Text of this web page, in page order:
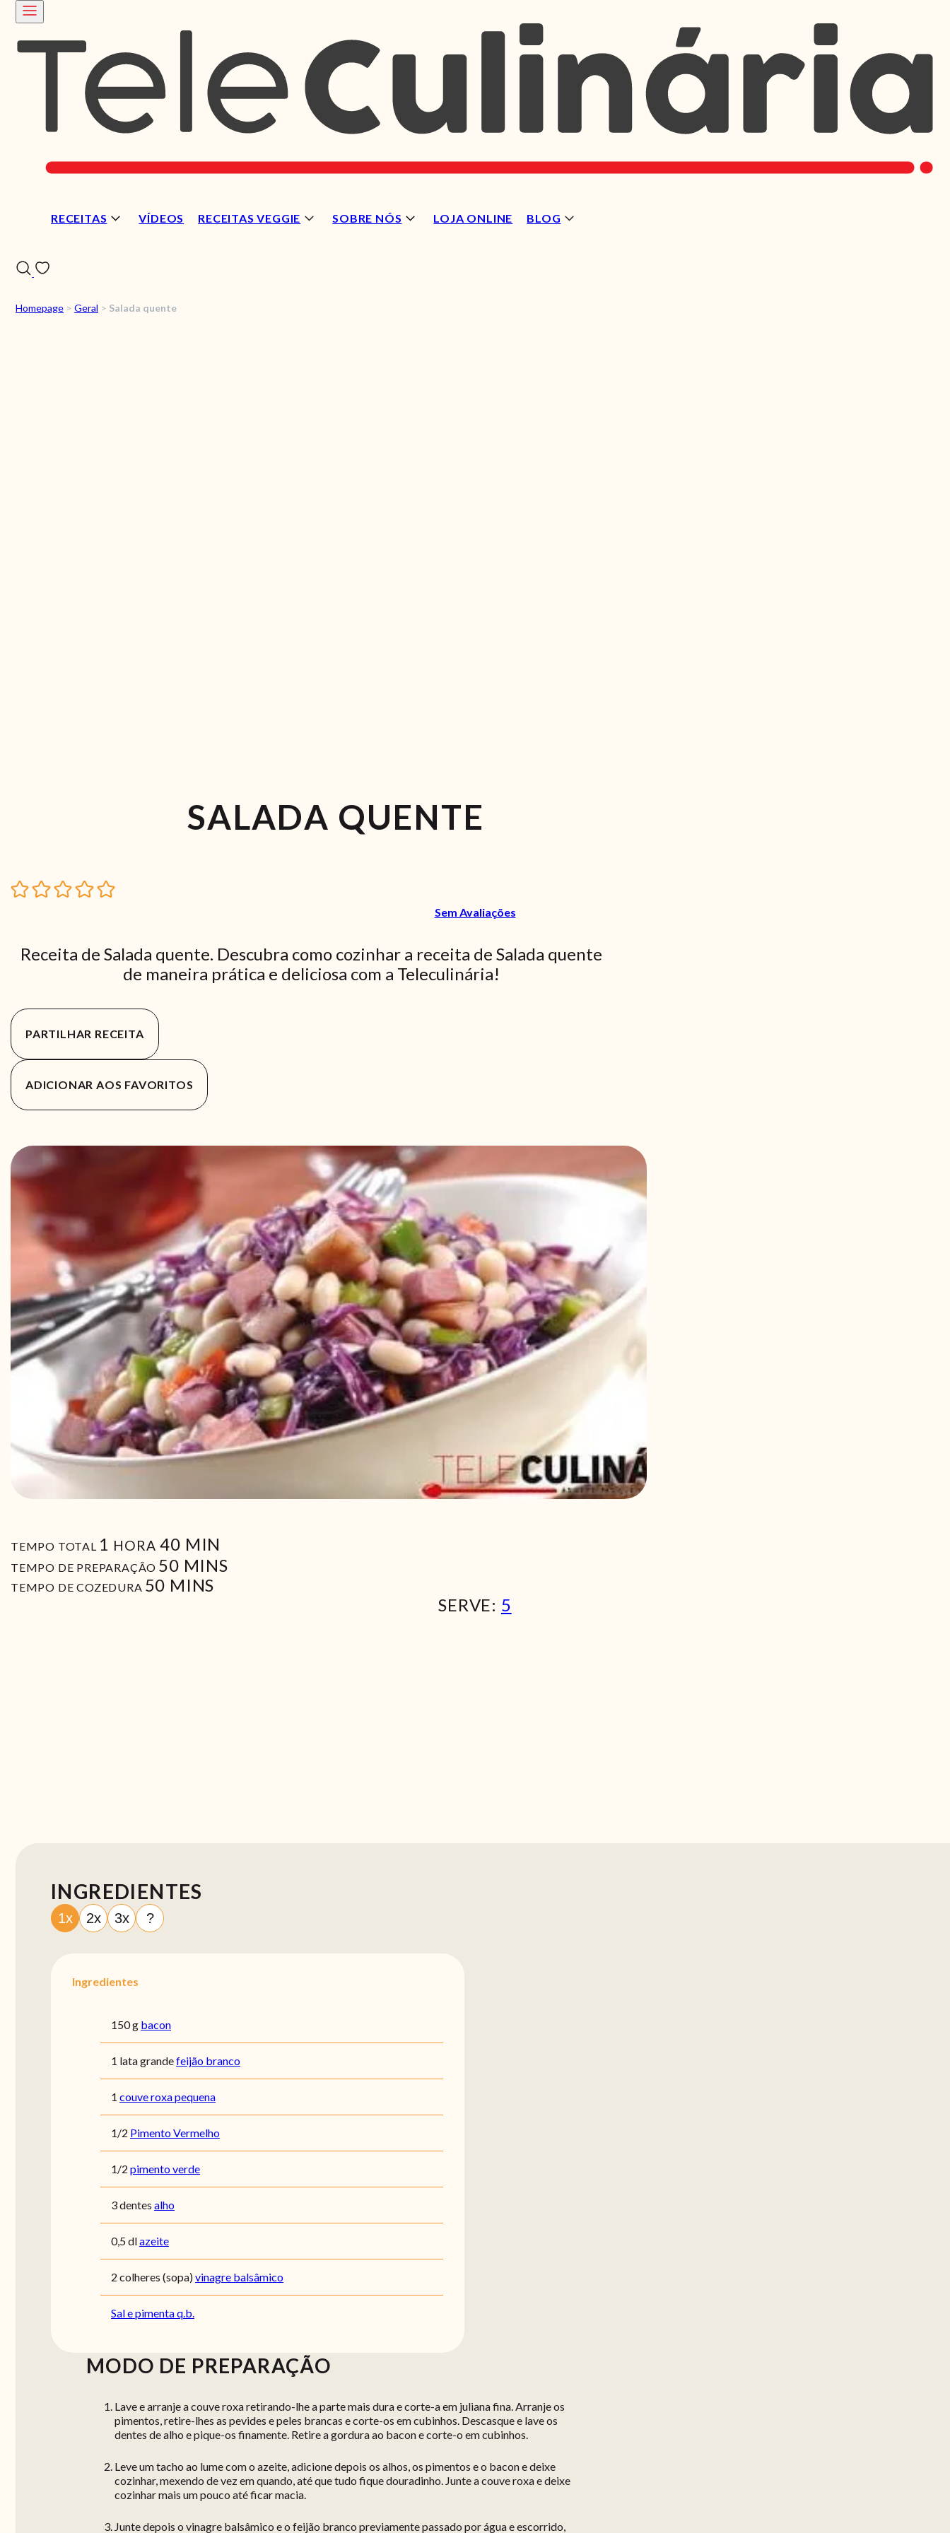
RECEITAS VÍDEOS RECEITAS VEGGIE SOBRE NÓS LOJA ONLINE BLOG
Homepage > Geral > Salada quente
SALADA QUENTE
Sem Avaliações
Receita de Salada quente. Descubra como cozinhar a receita de Salada quente
de maneira prática e deliciosa com a Teleculinária!
PARTILHAR RECEITA
ADICIONAR AOS FAVORITOS
TEMPO TOTAL 1 HORA
HORA 40 MIN
MIN
TEMPO DE PREPARAÇÃO 50MIN
MINS
TEMPO DE COZEDURA 50 MIN
MINS
SERVE: 5
INGREDIENTES
1x 2x 3x ?
Ingredientes
150 g bacon
1 lata grandefeijão branco
1 couve roxa pequena
1/2 Pimento Vermelho
1/2 pimento verde
3 dentes alho
0,5 dlazeite
2 colheres (sopa)vinagre balsâmico
Sal e pimenta q.b.
MODO DE PREPARAÇÃO
Lave e arranje a couve roxa retirando-lhe a parte mais dura e corte-a em juliana fina. Arranje os
pimentos, retire-lhes as pevides e peles brancas e corte-os em cubinhos. Descasque e lave os
dentes de alho e pique-os finamente. Retire a gordura ao bacon e corte-o em cubinhos.
Leve um tacho ao lume com o azeite, adicione depois os alhos, os pimentos e o bacon e deixe
cozinhar, mexendo de vez em quando, até que tudo fique douradinho. Junte a couve roxa e deixe
cozinhar mais um pouco até ficar macia.
Junte depois o vinagre balsâmico e o feijão branco previamente passado por água e escorrido,